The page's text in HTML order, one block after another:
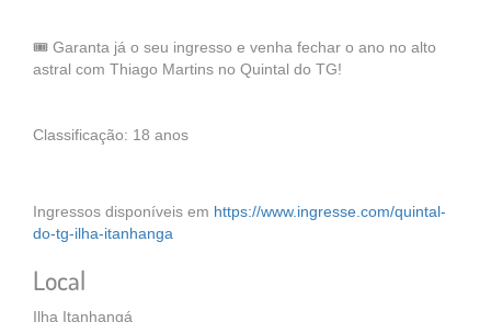
🎟️ Garanta já o seu ingresso e venha fechar o ano no alto
astral com Thiago Martins no Quintal do TG!
Classificação: 18 anos
Ingressos disponíveis em https://www.ingresse.com/quintal-
do-tg-ilha-itanhanga
Local
Ilha Itanhangá